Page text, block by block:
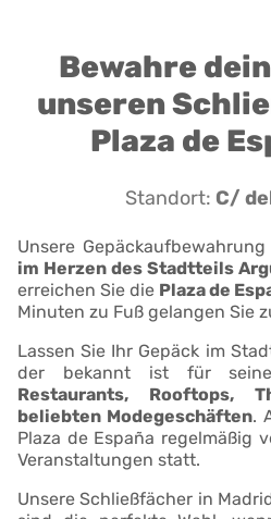
Bewahre
unseren
Plaza de
Standort: C/
Unsere
im Herzen des Stadtteils
erreichen Sie die Plaza de
Minuten zu Fuß gelangen Sie
Lassen Sie Ihr Gepäck im
der bekannt ist für
Restaurants, Rooftops,
beliebten Modegeschäften.
Plaza de España regelmäßig
Veranstaltungen statt.
Unsere Schließfächer in